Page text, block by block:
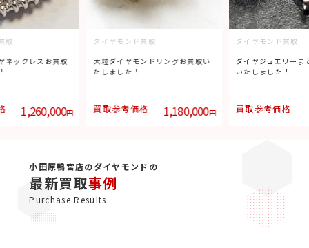
取
ネックレスお買取
1,260,000円
ダイヤモンド買取
大粒ダイヤモンドリングお買取い
たしました！
買取参考価格 1,180,000円
ダイヤモンド買取
ダイヤジュエリーま
いたしました！
買取参考価格
小田原鴨宮店のダイヤモンドの
最新買取事例
Purchase Results